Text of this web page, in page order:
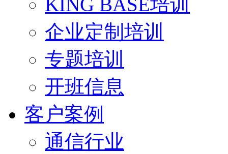
企业定制培训
专题培训
开班信息
客户案例
通信行业